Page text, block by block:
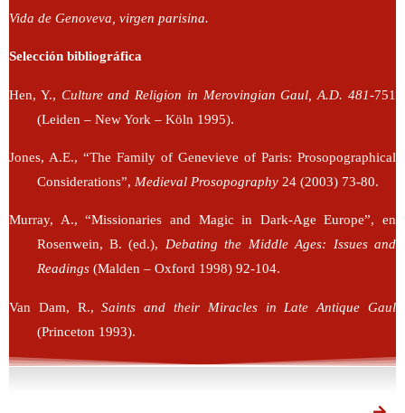
Vida de Genoveva, virgen parisina.
Selección bibliográfica
Hen, Y., Culture and Religion in Merovingian Gaul, A.D. 481-751
(Leiden – New York – Köln 1995).
Jones, A.E., “The Family of Genevieve of Paris: Prosopographical
Considerations”, Medieval Prosopography24 (2003) 73-80.
Murray, A., “Missionaries and Magic in Dark-Age Europe”, en
Rosenwein, B. (ed.), Debating the Middle Ages: Issues and
Readings(Malden – Oxford 1998) 92-104.
Van Dam, R.,Saints and their Miracles in Late Antique Gaul
(Princeton 1993).